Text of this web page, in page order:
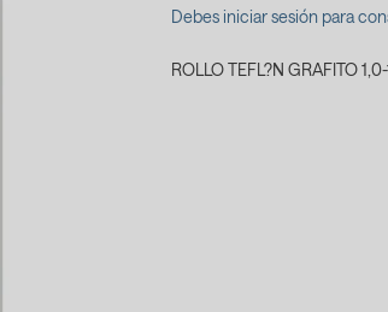
Debes iniciar sesión para
ROLLO TEFL?N GRAFITO